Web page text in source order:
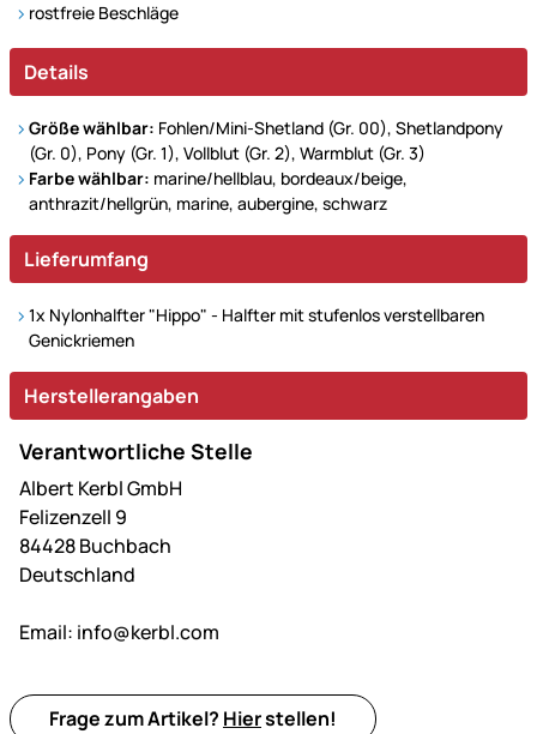
rostfreie Beschläge
Details
Größe wählbar: Fohlen/Mini-Shetland (Gr. 00), Shetlandpony
(Gr. 0), Pony (Gr. 1), Vollblut (Gr. 2), Warmblut (Gr. 3)
Farbe wählbar: marine/hellblau, bordeaux/beige,
anthrazit/hellgrün, marine, aubergine, schwarz
Lieferumfang
1x Nylonhalfter "Hippo" - Halfter mit stufenlos verstellbaren
Genickriemen
Herstellerangaben
Verantwortliche Stelle
Albert Kerbl GmbH
Felizenzell 9
84428 Buchbach
Deutschland
Email: info@kerbl.com
Frage zum Artikel? Hierstellen!